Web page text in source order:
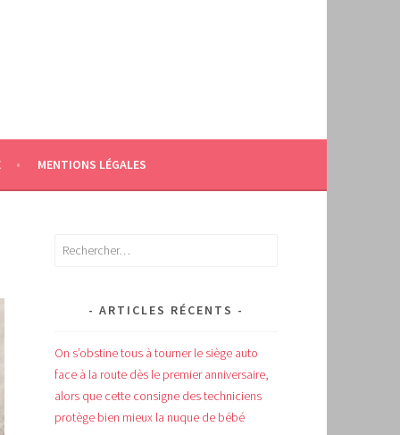
MENTIONS LÉGALES
Rechercher :
ARTICLES RÉCENTS
On s’obstine tous à tourner le siège auto
face à la route dès le premier anniversaire,
alors que cette consigne des techniciens
protège bien mieux la nuque de bébé